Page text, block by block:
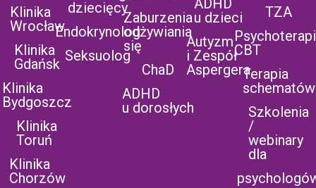
Klinika
Wrocław
Klinika
Gdańsk
Klinika
Bydgoszcz
Klinika
Toruń
Klinika
Chorzów
dziecięcy
Endokrynolog
Seksuolog
Zaburzenia
odżywiania
się
ChaD
ADHD
u dorosłych
ADHD
u dzieci
Autyzm
i Zespół
Aspergera
TZA
CBT
Terapia
schematów
Szkolenia
/
webinary
dla